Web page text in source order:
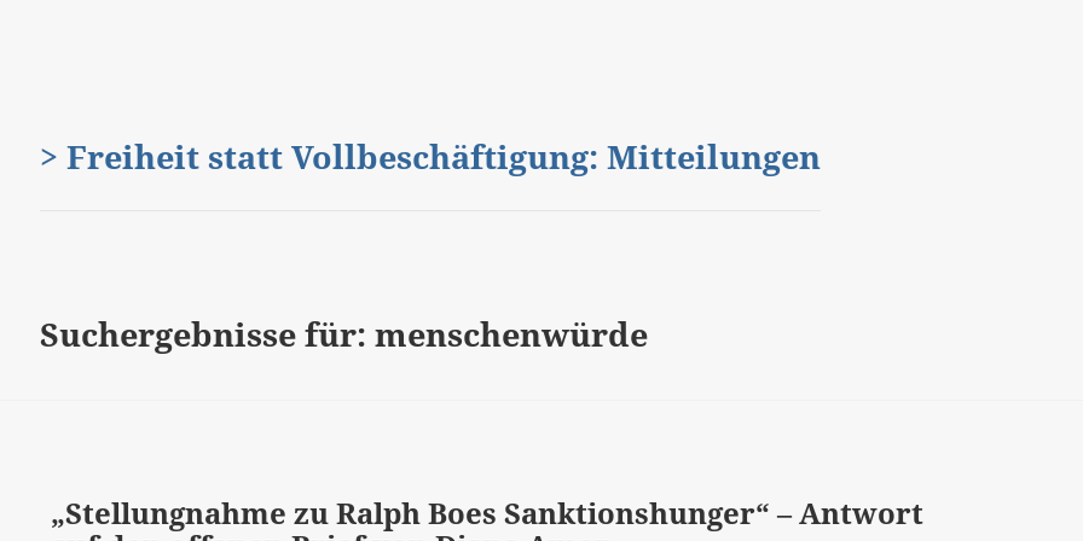
> Freiheit statt Vollbeschäftigung: Mitteilungen
Suchergebnisse für: menschenwürde
„Stellungnahme zu Ralph Boes Sanktionshunger“ – Antwort